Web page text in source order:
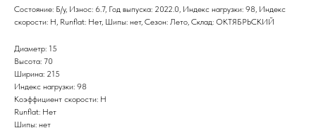
Состояние: Б/у, Износ: 6.7, Год выпуска: 2022.0, Индекс нагрузки: 98, Индекс
скорости: H, Runflat: Нет, Шипы: нет, Сезон: Лето, Склад: ОКТЯБРЬСКИЙ
Диаметр: 15
Высота: 70
Ширина: 215
Индекс нагрузки: 98
Коэффициент скорости: H
Runflat: Нет
Шипы: нет